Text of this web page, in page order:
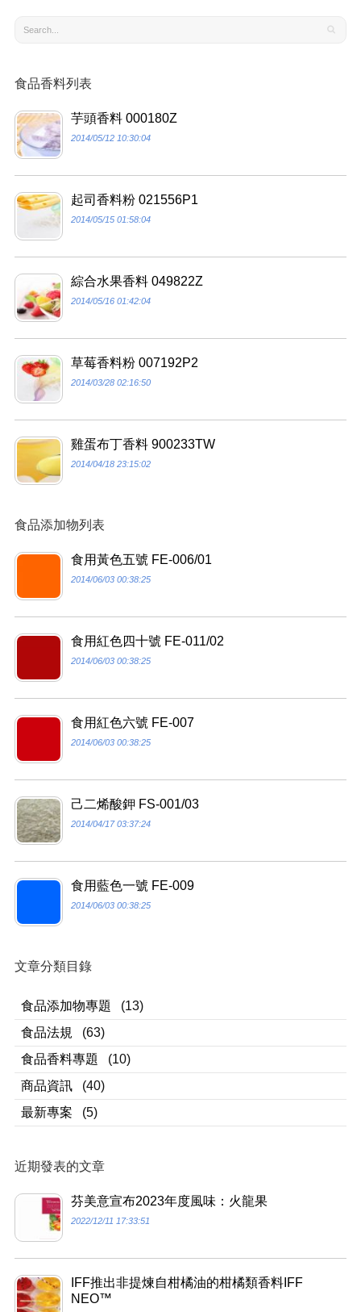
食品香料列表
芋頭香料 000180Z
2014/05/12 10:30:04
起司香料粉 021556P1
2014/05/15 01:58:04
綜合水果香料 049822Z
2014/05/16 01:42:04
草莓香料粉 007192P2
2014/03/28 02:16:50
雞蛋布丁香料 900233TW
2014/04/18 23:15:02
食品添加物列表
食用黃色五號 FE-006/01
2014/06/03 00:38:25
食用紅色四十號 FE-011/02
2014/06/03 00:38:25
食用紅色六號 FE-007
2014/06/03 00:38:25
己二烯酸鉀 FS-001/03
2014/04/17 03:37:24
食用藍色一號 FE-009
2014/06/03 00:38:25
文章分類目錄
食品添加物專題
(13)
食品法規
(63)
食品香料專題
(10)
商品資訊
(40)
最新專案
(5)
近期發表的文章
芬美意宣布2023年度風味：火龍果
2022/12/11 17:33:51
IFF推出非提煉自柑橘油的柑橘類香料IFF
NEO™